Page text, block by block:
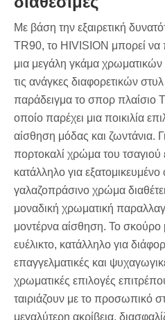
Με βάση την εξαιρετική
TR90, το HIVISION μπορεί να
μια μεγάλη γκάμα χρωματικών
τις ανάγκες διαφορετικών
παράδειγμα το σπορ πλαίσιο
οποίο παρέχει μια ποικιλία
αίσθηση μόδας και ζωντάνια.
πορτοκαλί χρώμα του τσαγιού
κατάλληλο για
γαλαζοπράσινο χρώμα
μοναδική χρωματική
μοντέρνα αίσθηση. Το σκούρο
ευέλικτο, κατάλληλο για
επαγγελματικές και
χρωματικές επιλογές
ταιριάζουν με το προσωπικό
μεγαλύτερη ακρίβεια,